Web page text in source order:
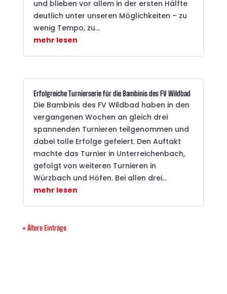
und blieben vor allem in der ersten Hälfte
deutlich unter unseren Möglichkeiten – zu
wenig Tempo, zu...
mehr lesen
Erfolgreiche Turnierserie für die Bambinis des FV Wildbad
Die Bambinis des FV Wildbad haben in den
vergangenen Wochen an gleich drei
spannenden Turnieren teilgenommen und
dabei tolle Erfolge gefeiert. Den Auftakt
machte das Turnier in Unterreichenbach,
gefolgt von weiteren Turnieren in
Würzbach und Höfen. Bei allen drei...
mehr lesen
« Ältere Einträge